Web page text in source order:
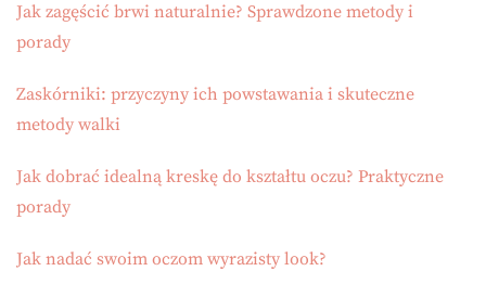
Jak zagęścić brwi naturalnie? Sprawdzone metody i
porady
Zaskórniki: przyczyny ich powstawania i skuteczne
metody walki
Jak dobrać idealną kreskę do kształtu oczu? Praktyczne
porady
Jak nadać swoim oczom wyrazisty look?